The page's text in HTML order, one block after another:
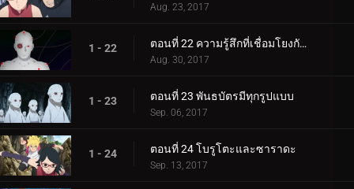
Aug. 23, 2017
1 - 22 ตอนที่ 22 ความรู้สึกที่เชื่อมโยงกัน
Aug. 30, 2017
1 - 23 ตอนที่ 23 พันธบัตรมีทุกรูปแบบ
Sep. 06, 2017
1 - 24 ตอนที่ 24 โบรูโตะและซาราดะ
Sep. 13, 2017